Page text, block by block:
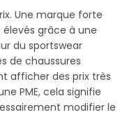
Une marque forte
grâce à une
du sportswear
de chaussures
afficher des prix très
PME, cela signifie
modifier le